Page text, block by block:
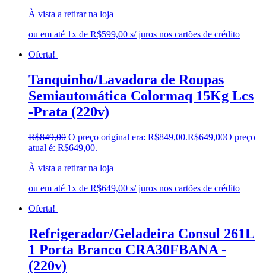
À vista a retirar na loja
ou em até 1x de R$599,00 s/ juros nos cartões de crédito
Oferta!
Tanquinho/Lavadora de Roupas
Semiautomática Colormaq 15Kg Lcs
-Prata (220v)
R$849,00 O preço original era: R$849,00.R$649,00O preço
atual é: R$649,00.
À vista a retirar na loja
ou em até 1x de R$649,00 s/ juros nos cartões de crédito
Oferta!
Refrigerador/Geladeira Consul 261L
1 Porta Branco CRA30FBANA -
(220v)